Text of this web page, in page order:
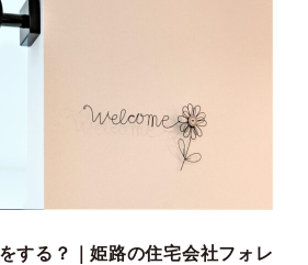
する？｜姫路の住宅会社フォレ